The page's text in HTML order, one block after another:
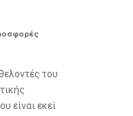
του
είναι εκεί